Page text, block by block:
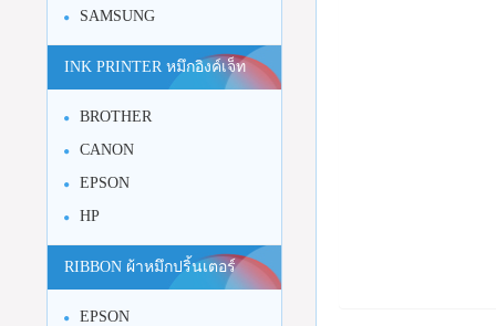
SAMSUNG
INK PRINTER หมึกอิงค์เจ็ท
BROTHER
CANON
EPSON
HP
RIBBON ผ้าหมึกปริ้นเตอร์
EPSON